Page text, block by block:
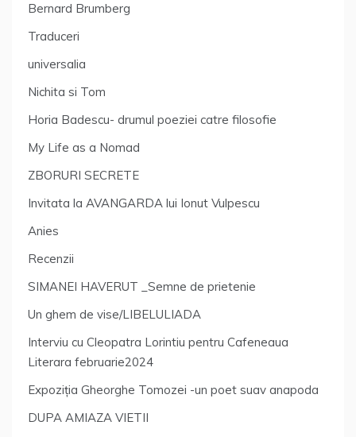
Bernard Brumberg
Traduceri
universalia
Nichita si Tom
Horia Badescu- drumul poeziei catre filosofie
My Life as a Nomad
ZBORURI SECRETE
Invitata la AVANGARDA lui Ionut Vulpescu
Anies
Recenzii
SIMANEI HAVERUT _Semne de prietenie
Un ghem de vise/LIBELULIADA
Interviu cu Cleopatra Lorintiu pentru Cafeneaua
Literara februarie2024
Expoziția Gheorghe Tomozei -un poet suav anapoda
DUPA AMIAZA VIETII